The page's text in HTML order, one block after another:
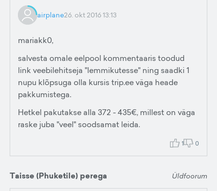
airplane26. okt 2016 13:13
mariakk0,
salvesta omale eelpool kommentaaris toodud
link veebilehitseja "lemmikutesse" ning saadki 1
nupu klõpsuga olla kursis trip.ee väga heade
pakkumistega.
Hetkel pakutakse alla 372 - 435€, millest on väga
raske juba "veel" soodsamat leida.
1 0
Taisse (Phuketile) perega Üldfoorum